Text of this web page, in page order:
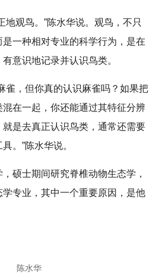
地观鸟。”陈水华说。观鸟，不只
一种相对专业的科学行为，是在
意识地记录并认识鸟类。
雀，但你真的认识麻雀吗？如果把
在一起，你还能通过其特征分辨
是去真正认识鸟类，通常还需要
。”陈水华说。
硕士期间研究脊椎动物生态学，
专业，其中一个重要原因，是他
陈水华